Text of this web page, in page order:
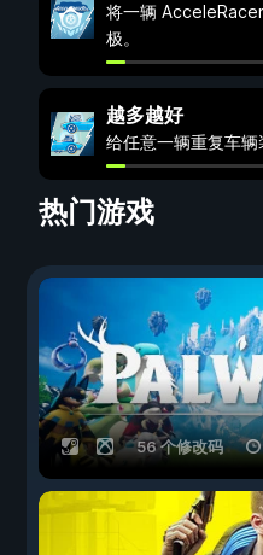
将一辆
极。
越多越好
给任意一辆重复车辆
热门游戏
56 个修改码